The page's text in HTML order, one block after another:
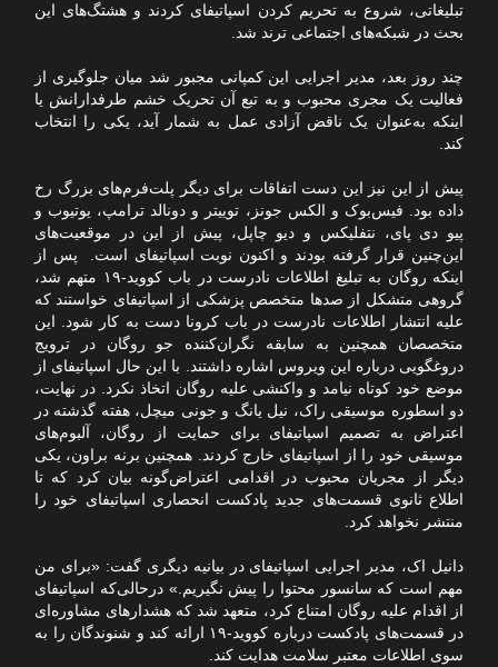
تبلیغاتی، شروع به تحریم کردن اسپاتیفای کردند و هشتگ‌های این
بحث در شبکه‌های اجتماعی ترند شد.
چند روز بعد، مدیر اجرایی این کمپانی مجبور شد میان جلوگیری از
فعالیت یک مجری محبوب و به تبع آن تحریک خشم طرفدارانش یا
اینکه به‌عنوان یک ناقض آزادی عمل به شمار آید، یکی را انتخاب
کند.
پیش از این نیز این دست اتفاقات برای دیگر پلت‌فرم‌های بزرگ رخ
داده بود. فیس‌بوک و الکس جونز، توییتر و دونالد ترامپ، یوتیوب و
پیو دی پای، نتفلیکس و دیو چاپل، پیش از این در موقعیت‌های
این‌چنین قرار گرفته بودند و اکنون نوبت اسپاتیفای است. پس از
اینکه روگان به تبلیغ اطلاعات نادرست در باب کووید-۱۹ متهم شد،
گروهی متشکل از صدها متخصص پزشکی از اسپاتیفای خواستند که
علیه انتشار اطلاعات نادرست در باب کرونا دست به کار شود. این
متخصصان همچنین به سابقه نگران‌کننده جو روگان در ترویج
دروغگویی درباره این ویروس اشاره داشتند. با این حال اسپاتیفای از
موضع خود کوتاه نیامد و واکنشی علیه روگان اتخاذ نکرد. در نهایت،
دو اسطوره موسیقی راک، نیل یانگ و جونی میچل، هفته گذشته در
اعتراض به تصمیم اسپاتیفای برای حمایت از روگان، آلبوم‌های
موسیقی خود را از اسپاتیفای خارج کردند. همچنین برنه براون، یکی
دیگر از مجریان محبوب در اقدامی اعتراض‌گونه بیان کرد که تا
اطلاع ثانوی قسمت‌های جدید پادکست انحصاری اسپاتیفای خود را
منتشر نخواهد کرد.
دانیل اک، مدیر اجرایی اسپاتیفای در بیانیه دیگری گفت: «برای من
مهم است که سانسور محتوا را پیش نگیریم.» درحالی‌که اسپاتیفای
از اقدام علیه روگان امتناع کرد، متعهد شد که هشدارهای مشاوره‌ای
در قسمت‌های پادکست درباره کووید-۱۹ ارائه کند و شنوندگان را به
سوی اطلاعات معتبر سلامت هدایت کند.